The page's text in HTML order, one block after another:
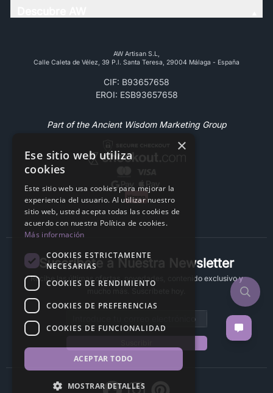
AW Artisan S.L,
Calle Caleta de Vélez, 39 P.l. Santa Teresa, 29004 Málaga - España
CIF: B93657658
EROI: ESB93657658
Part of the Ancient Wisdom Marketing Group
Suscríbete a Nuestra Newsletter
Recibe las últimas ofertas, novedades, contenido exclusivo y
×
Ese sitio web utiliza
cookies
Este sitio web usa cookies para mejorar la
experiencia del usuario. Al utilizar nuestro
sitio web, usted acepta todas las cookies de
acuerdo con nuestra Política de cookies.
Más información
COOKIES ESTRICTAMENTE
NECESARIAS
COOKIES DE RENDIMIENTO
COOKIES DE PREFERENCIAS
COOKIES DE FUNCIONALIDAD
ACEPTAR TODO
MOSTRAR DETALLES